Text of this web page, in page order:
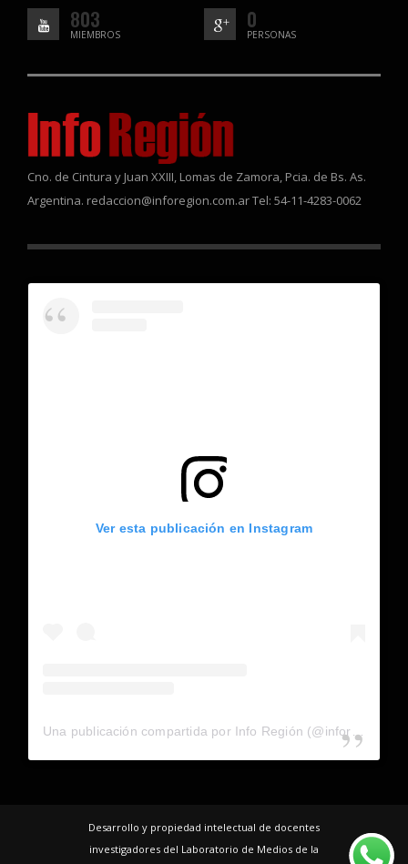
803
MIEMBROS
0
PERSONAS
Cno. de Cintura y Juan XXIII, Lomas de Zamora, Pcia. de Bs. As.
Argentina. redaccion@inforegion.com.ar Tel: 54-11-4283-0062
Ver esta publicación en Instagram
Desarrollo y propiedad intelectual de docentes
investigadores del Laboratorio de Medios de la